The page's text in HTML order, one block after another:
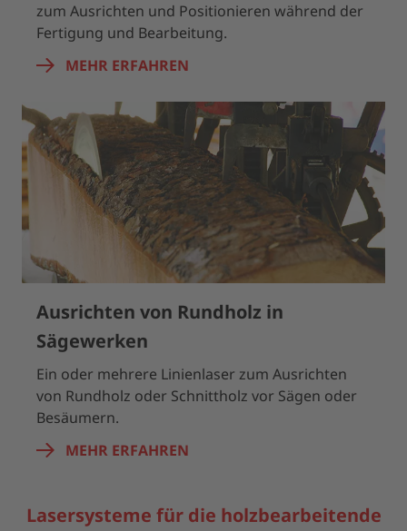
zum Ausrichten und Positionieren während der
Fertigung und Bearbeitung.
MEHR ERFAHREN
Ausrichten von Rundholz in
Sägewerken
Ein oder mehrere Linienlaser zum Ausrichten
von Rundholz oder Schnittholz vor Sägen oder
Besäumern.
MEHR ERFAHREN
Lasersysteme für die holzbearbeitende